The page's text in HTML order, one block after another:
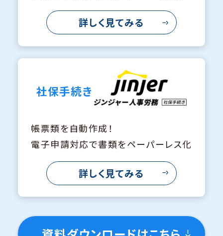
詳しく見てみる
社保手続き
帳票類を自動作成！
電子申請対応で書類をペーパーレス化
詳しく見てみる